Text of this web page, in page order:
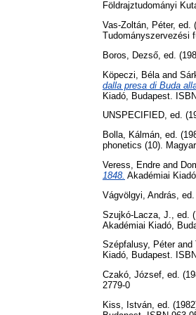
Földrajztudományi
Vas-Zoltán, Péter, ed.
Tudományszervezési
Boros, Dezső , ed.
Köpeczi, Béla and
dalla presa di Buda
Kiadó, Budapest.
UNSPECIFIED, ed.
Bolla, Kálmán, ed.
phonetics (10).
Veress, Endre and
1848. Akadémiai
Vágvölgyi, András ,
Szujkó-Lacza, J.
, ed.
Akadémiai Kiadó,
Szépfalusy, Péterand
Kiadó, Budapest.
Czakó, József, ed.
2779-0
Kiss, István, ed.